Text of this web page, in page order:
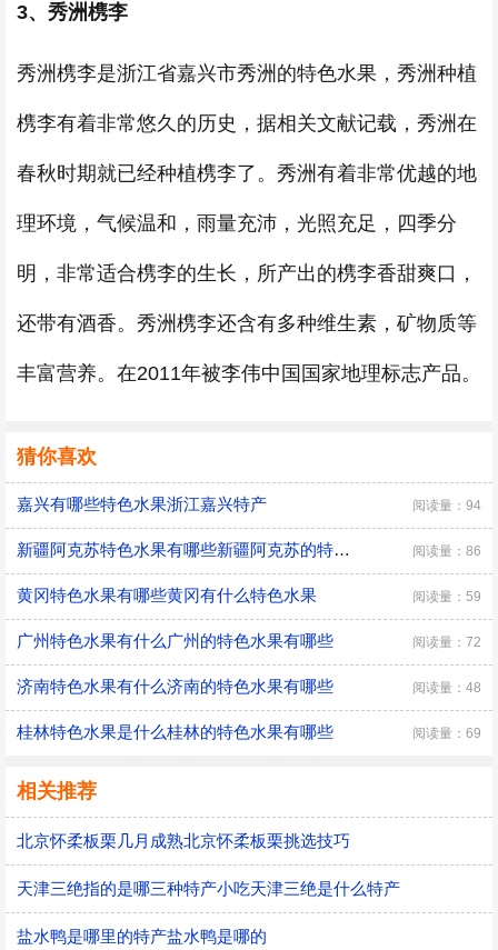
3、秀洲槜李
秀洲槜李是浙江省嘉兴市秀洲的特色水果，秀洲种植
槜李有着非常悠久的历史，据相关文献记载，秀洲在
春秋时期就已经种植槜李了。秀洲有着非常优越的地
理环境，气候温和，雨量充沛，光照充足，四季分
明，非常适合槜李的生长，所产出的槜李香甜爽口，
还带有酒香。秀洲槜李还含有多种维生素，矿物质等
丰富营养。在2011年被李伟中国国家地理标志产品。
猜你喜欢
嘉兴有哪些特色水果浙江嘉兴特产 阅读量：94
新疆阿克苏特色水果有哪些新疆阿克苏的特色水果有什么 阅读量：86
黄冈特色水果有哪些黄冈有什么特色水果 阅读量：59
广州特色水果有什么广州的特色水果有哪些 阅读量：72
济南特色水果有什么济南的特色水果有哪些 阅读量：48
桂林特色水果是什么桂林的特色水果有哪些 阅读量：69
相关推荐
北京怀柔板栗几月成熟北京怀柔板栗挑选技巧
天津三绝指的是哪三种特产小吃天津三绝是什么特产
盐水鸭是哪里的特产盐水鸭是哪的